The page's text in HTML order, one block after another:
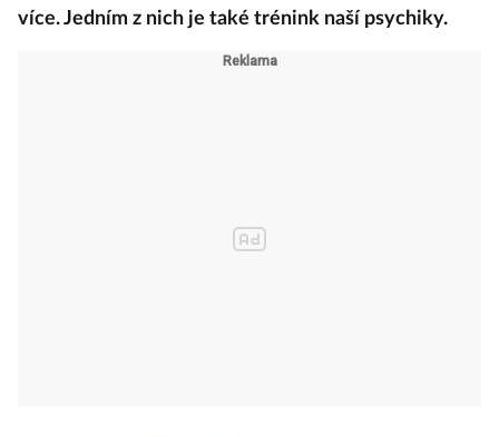
více. Jedním z nich je také trénink naší psychiky.